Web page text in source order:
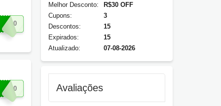
Melhor Desconto:
R$30 OFF
Cupons:
3
Descontos:
15
Expirados:
15
Atualizado:
07-08-2026
Avaliações